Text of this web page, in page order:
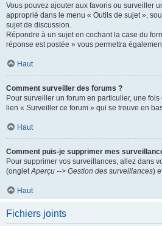
Vous pouvez ajouter aux favoris ou surveiller
approprié dans le menu « Outils de sujet »,
sujet de discussion.
Répondre à un sujet en cochant la case du
réponse est postée » vous permettra
Haut
Comment surveiller des forums ?
Pour surveiller un forum en particulier, une
lien « Surveiller ce forum » qui se trouve en
Haut
Comment puis-je supprimer mes
Pour supprimer vos surveillances, allez dans
(ongletAperçu --> Gestion des surveillances)
Haut
Fichiers joints